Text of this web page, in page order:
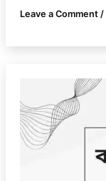
Leave a Comment /